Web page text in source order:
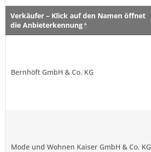
Verkäufer – Klick auf den Namen öffnet
die Anbieterkennung
Bernhöft GmbH & Co. KG
Mode und Wohnen Kaiser GmbH & Co. KG